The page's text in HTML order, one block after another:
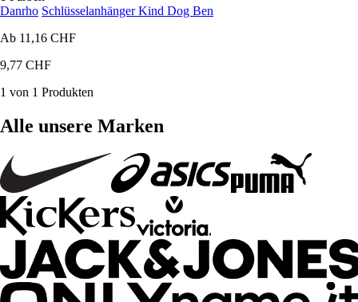
Danrho Schlüsselanhänger Kind Dog Ben
Ab 11,16 CHF
9,77 CHF
1 von 1 Produkten
Alle unsere Marken